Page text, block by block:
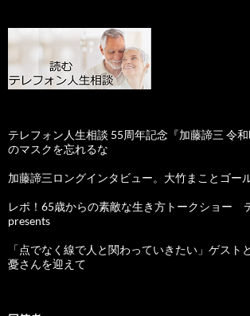
テレフォン人生相談 55周年記念『加藤諦三 令
のマスクを忘れるな
加藤諦三ロングインタビュー。大竹まことゴー
レポ！65歳からの素敵な生き方トークショー
presents
「点でなく線で人と関わっていきたい」ゲスト
憂さんを迎えて